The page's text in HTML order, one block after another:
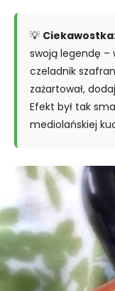
💡
swoją legendę –
czeladnik
zażartował,
Efekt był tak
mediolańskiej